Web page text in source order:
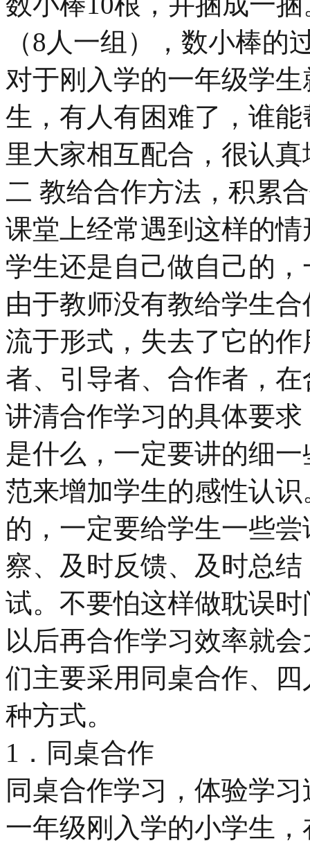
（8人一组），数小棒
对于刚入学的一年级学
生，有人有困难了，谁
里大家相互配合，很认
二 教给合作方法，积累
课堂上经常遇到这样的
学生还是自己做自己的
由于教师没有教给学生
流于形式，失去了它的
者、引导者、合作者，
讲清合作学习的具体要
是什么，一定要讲的细
范来增加学生的感性认
的，一定要给学生一些
察、及时反馈、及时总
试。不要怕这样做耽误
以后再合作学习效率就
们主要采用同桌合作、
种方式。
1．同桌合作
同桌合作学习，体验学习
一年级刚入学的小学生